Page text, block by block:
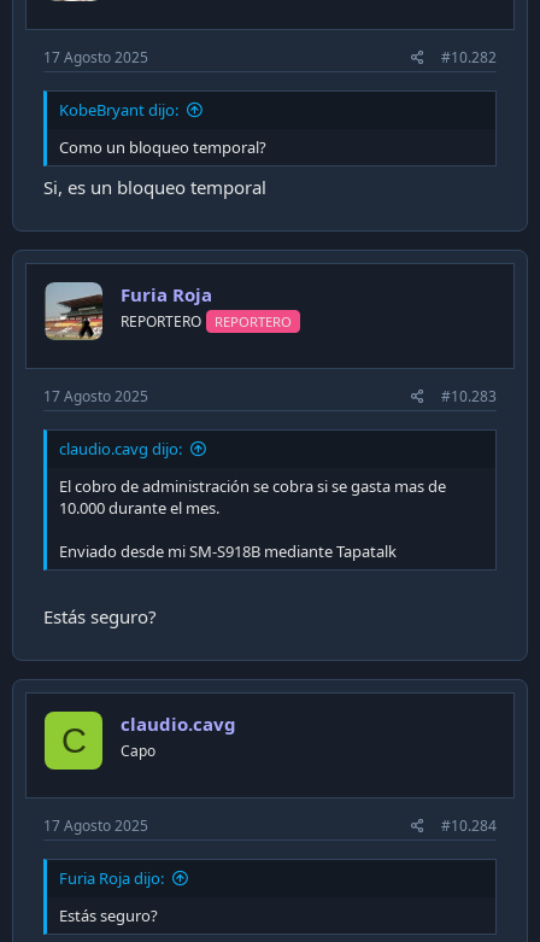
17 Agosto 2025 #10.282
KobeBryant dijo:
Como un bloqueo temporal?
Si, es un bloqueo temporal
Furia Roja
REPORTERO REPORTERO
17 Agosto 2025 #10.283
claudio.cavg dijo:
El cobro de administración se cobra si se gasta mas de
10.000 durante el mes.
Enviado desde mi SM-S918B mediante Tapatalk
Estás seguro?
C claudio.cavg
Capo
17 Agosto 2025 #10.284
Furia Roja dijo:
Estás seguro?